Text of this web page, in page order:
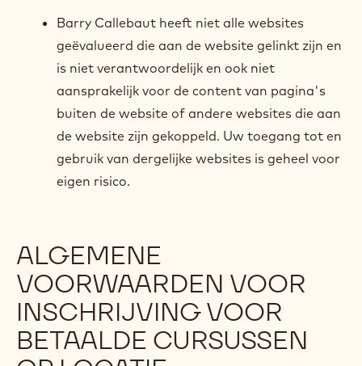
Barry Callebaut heeft niet alle websites
geëvalueerd die aan de website gelinkt zijn en
is niet verantwoordelijk en ook niet
aansprakelijk voor de content van pagina's
buiten de website of andere websites die aan
de website zijn gekoppeld. Uw toegang tot en
gebruik van dergelijke websites is geheel voor
eigen risico.
ALGEMENE
VOORWAARDEN VOOR
INSCHRIJVING VOOR
BETAALDE CURSUSSEN